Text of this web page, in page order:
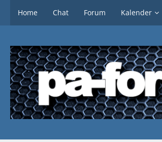
Home Chat Forum Kalender